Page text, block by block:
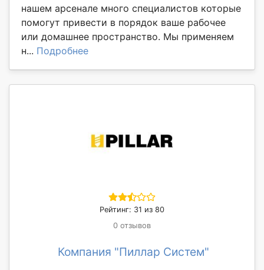
нашем арсенале много специалистов которые
помогут привести в порядок ваше рабочее
или домашнее пространство. Мы применяем
н... Подробнее
Рейтинг: 31 из 80
0 отзывов
Компания "Пиллар Систем"